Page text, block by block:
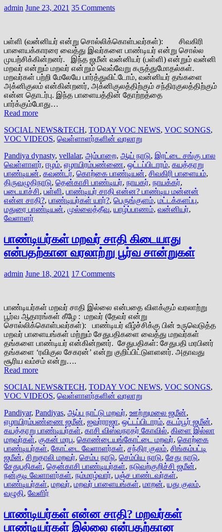
admin June 23, 2021 35 Comments
பள்ளி (வன்னியர் என்று சொல்லிக்கொள்பவர்கள்): சிவகிரி
பாளையக்காரரை வைத்து இவர்களை பாண்டியர் என்று சொல்ல
முயற்சிக்கின்றனர். இந்த ஜமீன் வன்னியர் (பள்ளி) என்றும் வன்னி
மறவர் என்றும் மறவர் என்றும் வெவ்வேறு கருத்துமோதல்கள்.
மறவர்கள் பற்றி மேலேயே பார்த்துவிட்டோம், வன்னியர் தங்களை
அக்னிகுலம் என்கின்றனர், அக்னிகுலத்திற்கும் சந்திரகுலத்திற்கும்
என்ன தொடர்பு. இந்த பாளையத்தின் தோற்றத்தை
பார்க்கும்போது…
Read more
SOCIAL NEWS&TECH, TODAY VOC NEWS, VOC SONGS,
VOC VIDEOS, வெள்ளாளர்களின் வரலாறு
Pandiya dynasty, vellalar, அம்பாறை, ஆய் நாடு, இரட்டை சங்கு பால
வெள்ளாளர், ஈழம், ஏழாயிரம்பண்ணை, ஒட்டப்பிடாரம், கயத்தாறு
பாண்டியன், கவுண்டர், கொற்கை பாண்டியன், சிவகிரி பாளையம்,
திருவழுதிநாடு, தென்காசி பாண்டியர், நாயகர், நாயக்கர்,
படையாச்சி, பள்ளி, பாண்டியர் சாதி என்ன? பாண்டிய மன்னன்
என்ன சாதி?, பாண்டியர்கள் யார்?, பெருங்குளம், மட்டக்களப்பு,
மதுரை பாண்டியன், முல்லைத்தீவு, யாழ்ப்பாணம், வன்னியர்,
வேளாளர்
பாண்டியர்கள் மறவர் சாதி கிடையாது
என்பதற்கான வரலாற்று பூர்வ சான்றுகள்
admin June 18, 2021 17 Comments
பாண்டியர்கள் மறவர் சாதி இல்லை என்பதை விளக்கும் வரலாற்று
பூர்வ ஆதாரங்கள் கீழே : மறவர் (தேவர் என்று
சொல்லிக்கொள்பவர்கள்): பாண்டியர் வீழ்ச்சிக்கு பின் உருவெடுத்த
மறவர் பாளையங்கள் மற்றும் சேதுபதிகளை வைத்து மறவர்கள்
தங்களை பாண்டியர் என்கின்றனர். சேதுபதிகள்: சேதுபதி மரபினர்
தங்களை ‘ரவிகுல சேகரன்’ என்று குறிப்பிட்டுளளனர். அதாவது
சூரிய வம்சம் என்று….
Read more
SOCIAL NEWS&TECH, TODAY VOC NEWS, VOC SONGS,
VOC VIDEOS, வெள்ளாளர்களின் வரலாறு
Pandiyar, Pandiyas, ஆப்ப நாட்டு மறவர், ஊற்றுமலை ஜமீன்,
ஏழாயிரம்பண்ணை ஜமீன், ஐவர்ராஜா, ஒட்டப்பிடாரம், கடம்பூர் ஜமீன்,
கயத்தாறு பாண்டியர்கள், காசி விஸ்வநாதர் கோவில், கிளை இல்லா
மறவர்கள், குகன் மரபு, கொண்டையங்கோட்டை மறவர், கொற்கை
பாண்டியர்கள், கோட்டை வேளாளர்கள், சந்திர குலம், சிங்கம்பட்டி
ஜமீன், சிறுதாலி மறவர், செம்ப நாடு, செம்பிய நாடு, சேது நாடு,
சேதுபதிகள், தென்காசி பாண்டியர்கள், நடுவற்குறிச்சி ஜமீன்,
நன்குடி வேளாளர்கள், நம்மாழ்வார், பஞ்ச பாண்டவர்கள்,
பாண்டியர்கள், மறவர், மறவர் பாளையங்கள், மாறன், யது குலம்,
வழுதி, வேளிர்
பாண்டியர்கள் என்ன சாதி? மறவர்கள்
பாண்டியர்கள் இல்லை என்பதற்கான